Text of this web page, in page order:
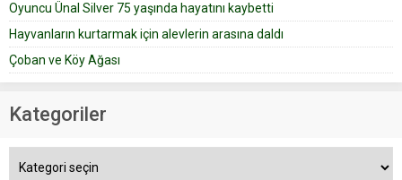
Oyuncu Ünal Silver 75 yaşında hayatını kaybetti
Hayvanların kurtarmak için alevlerin arasına daldı
Çoban ve Köy Ağası
Kategoriler